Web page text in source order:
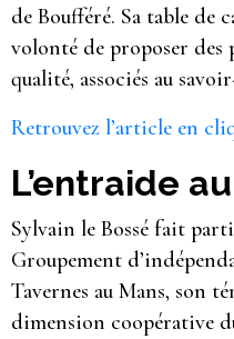
de Boufféré. Sa table de
volonté de proposer des
qualité, associés au
Retrouvez l’article en
L’entraide
Sylvain le Bossé fait
Groupement
Tavernes au Mans, son
dimension coopérative